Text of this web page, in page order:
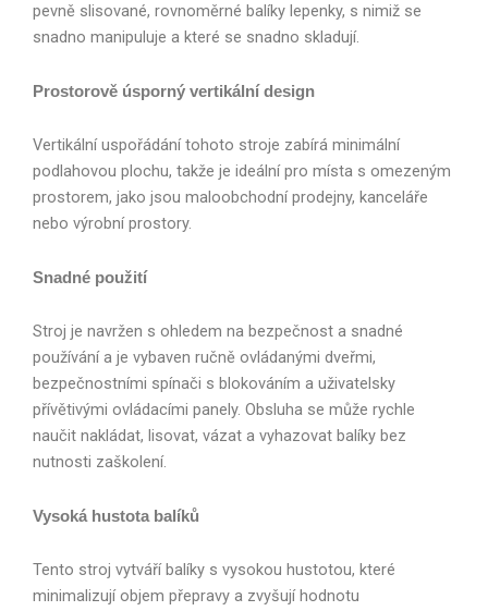
pevně slisované, rovnoměrné balíky lepenky, s nimiž se
snadno manipuluje a které se snadno skladují.
Prostorově úsporný vertikální design
Vertikální uspořádání tohoto stroje zabírá minimální
podlahovou plochu, takže je ideální pro místa s omezeným
prostorem, jako jsou maloobchodní prodejny, kanceláře
nebo výrobní prostory.
Snadné použití
Stroj je navržen s ohledem na bezpečnost a snadné
používání a je vybaven ručně ovládanými dveřmi,
bezpečnostními spínači s blokováním a uživatelsky
přívětivými ovládacími panely. Obsluha se může rychle
naučit nakládat, lisovat, vázat a vyhazovat balíky bez
nutnosti zaškolení.
Vysoká hustota balíků
Tento stroj vytváří balíky s vysokou hustotou, které
minimalizují objem přepravy a zvyšují hodnotu